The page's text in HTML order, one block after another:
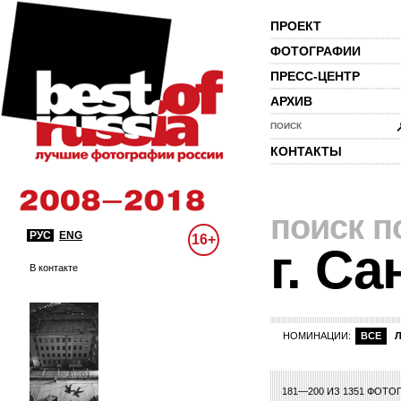
ПРОЕКТ
ФОТОГРАФИИ
ПРЕСС-ЦЕНТР
АРХИВ
ПОИСК
КОНТАКТЫ
РУС ENG 16+
В контакте
поиск
г.
НОМИНАЦИИ: ВСЕ
181—200 ИЗ 1351